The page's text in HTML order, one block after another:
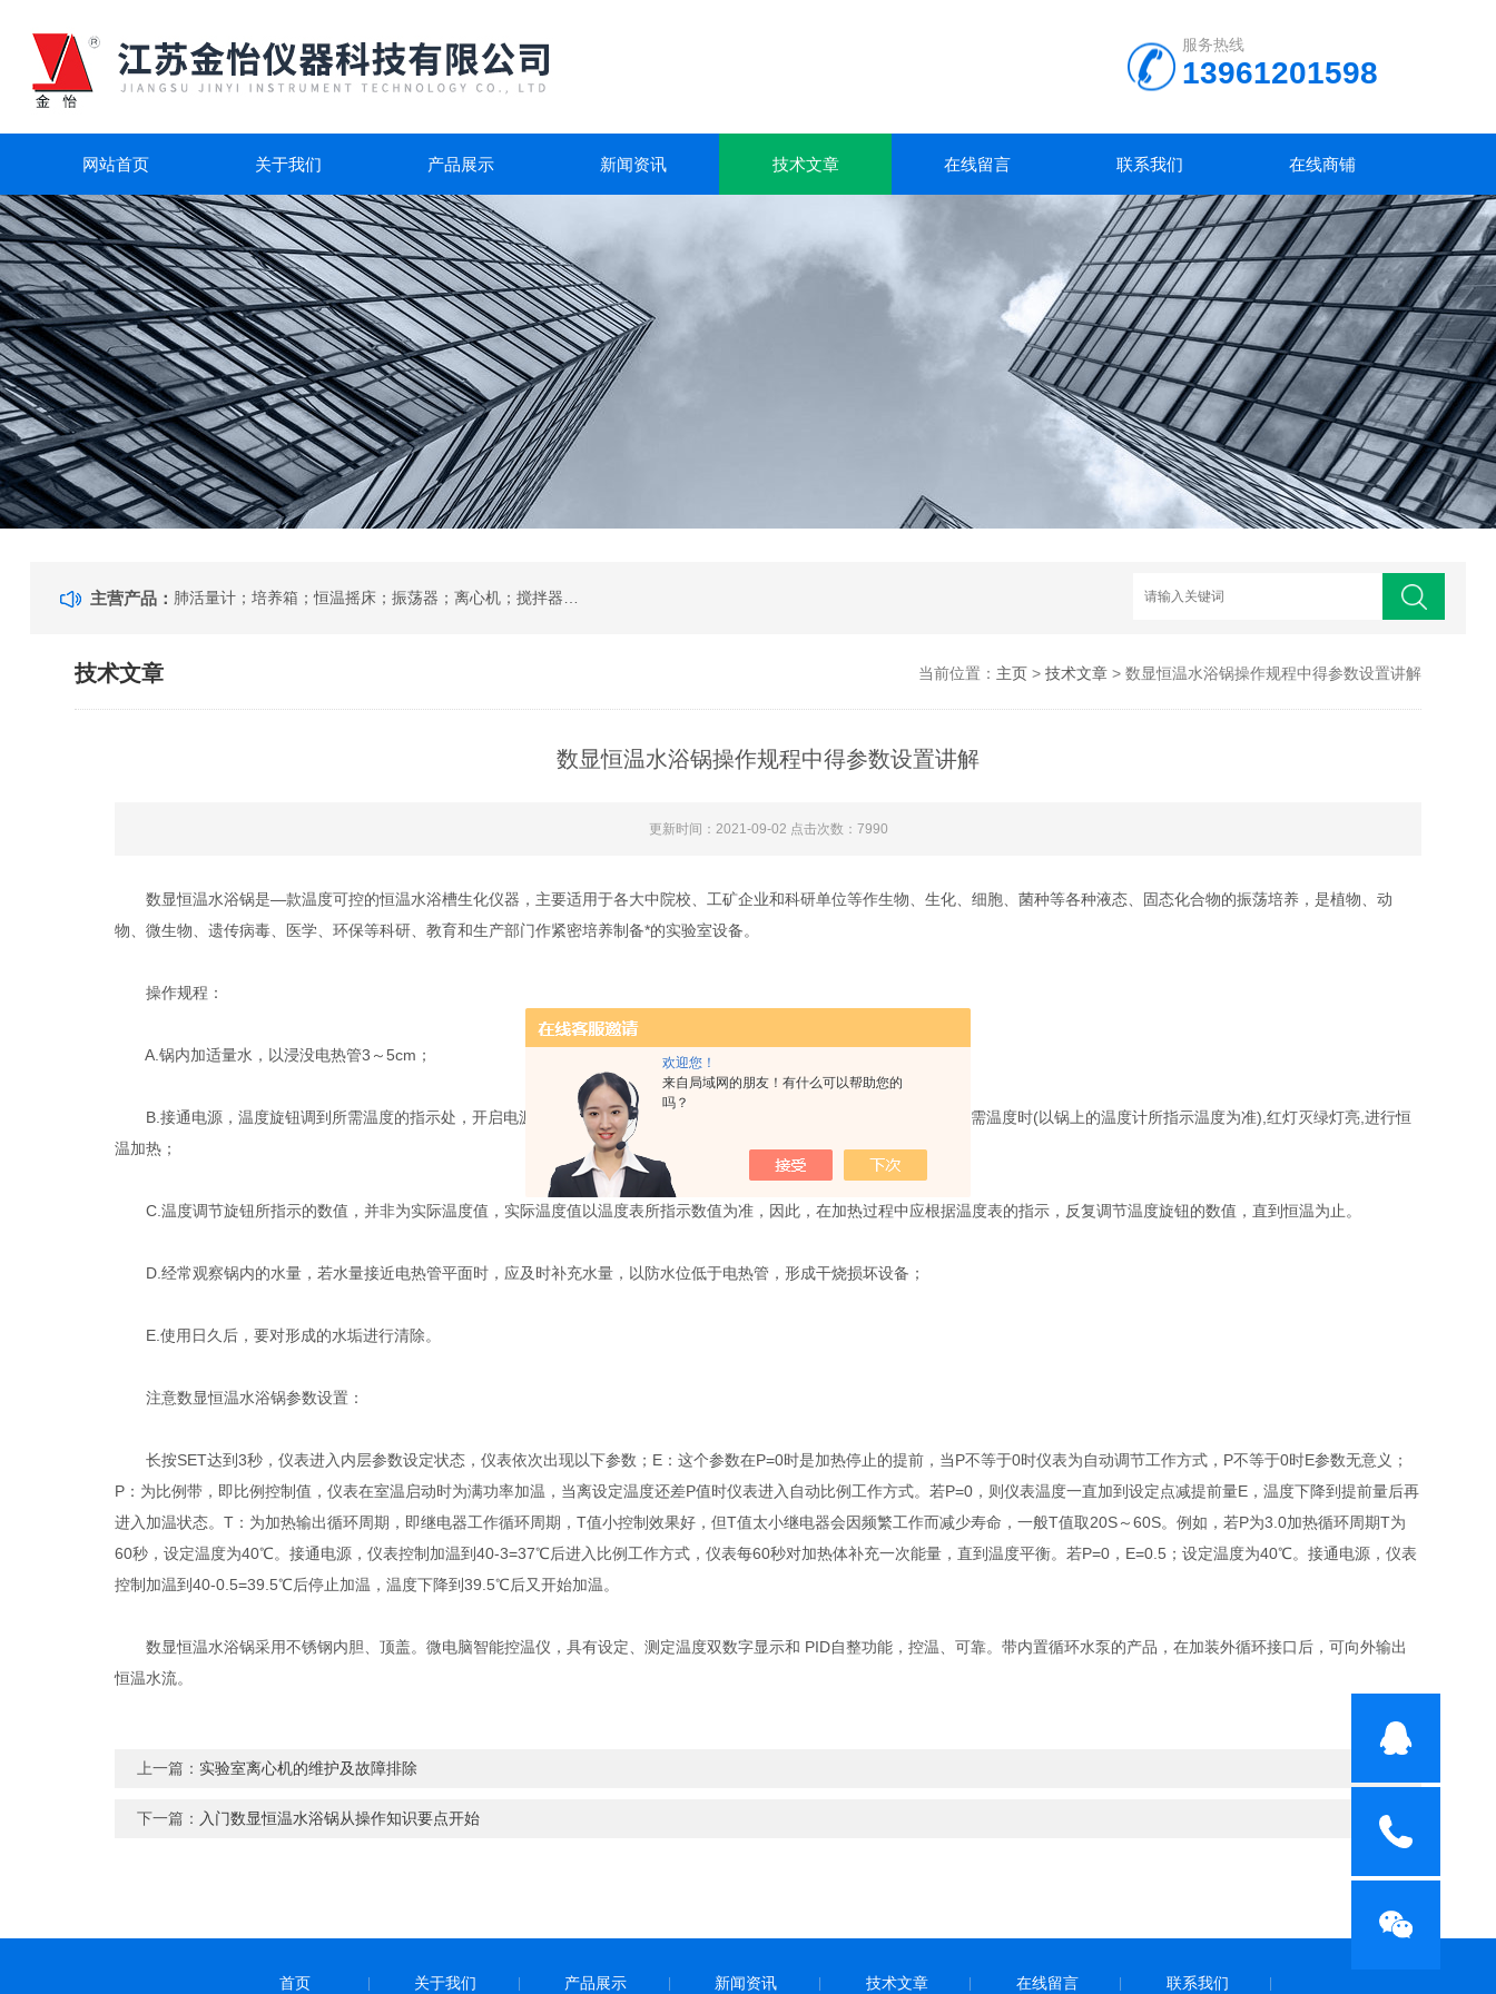
欢迎您！
来自局域网的朋友！有什么可以帮助您的
吗？
服务热线
13961201598
网站首页 关于我们 产品展示 新闻资讯 技术文章 在线留言 联系我们 在线商铺
主营产品：
技术文章 当前位置： 主页> 技术文章> 数显恒温水浴锅操作规程中得参数设置讲解
数显恒温水浴锅操作规程中得参数设置讲解
更新时间：2021-09-02 点击次数：7990
数显恒温水浴锅是—款温度可控的恒温水浴槽生化仪器，主要适用于各大中院校、工矿企业和科研单位等作生物、生化、细胞、菌种等各种液态、固态化合物的振荡培养，是植物、动
物、微生物、遗传病毒、医学、环保等科研、教育和生产部门作紧密培养制备*的实验室设备。
操作规程：
A.锅内加适量水，以浸没电热管3～5cm；
B.接通电源，温度旋钮调到所需温度的指示处，开启电源，注意检查指示灯是否正常工作(即，灯亮表示加热),当加热到所需温度时(以锅上的温度计所指示温度为准),红灯灭绿灯亮,进行恒
温加热；
C.温度调节旋钮所指示的数值，并非为实际温度值，实际温度值以温度表所指示数值为准，因此，在加热过程中应根据温度表的指示，反复调节温度旋钮的数值，直到恒温为止。
D.经常观察锅内的水量，若水量接近电热管平面时，应及时补充水量，以防水位低于电热管，形成干烧损坏设备；
E.使用日久后，要对形成的水垢进行清除。
注意数显恒温水浴锅参数设置：
长按SET达到3秒，仪表进入内层参数设定状态，仪表依次出现以下参数；E：这个参数在P=0时是加热停止的提前，当P不等于0时仪表为自动调节工作方式，P不等于0时E参数无意义；
P：为比例带，即比例控制值，仪表在室温启动时为满功率加温，当离设定温度还差P值时仪表进入自动比例工作方式。若P=0，则仪表温度一直加到设定点减提前量E，温度下降到提前量后再
进入加温状态。T：为加热输出循环周期，即继电器工作循环周期，T值小控制效果好，但T值太小继电器会因频繁工作而减少寿命，一般T值取20S～60S。例如，若P为3.0加热循环周期T为
60秒，设定温度为40℃。接通电源，仪表控制加温到40-3=37℃后进入比例工作方式，仪表每60秒对加热体补充一次能量，直到温度平衡。若P=0，E=0.5；设定温度为40℃。接通电源，仪表
控制加温到40-0.5=39.5℃后停止加温，温度下降到39.5℃后又开始加温。
数显恒温水浴锅采用不锈钢内胆、顶盖。微电脑智能控温仪，具有设定、测定温度双数字显示和 PID自整功能，控温、可靠。带内置循环水泵的产品，在加装外循环接口后，可向外输出
恒温水流。
上一篇： 实验室离心机的维护及故障排除
下一篇： 入门数显恒温水浴锅从操作知识要点开始
首页 关于我们 产品展示 新闻资讯 技术文章 在线留言 联系我们